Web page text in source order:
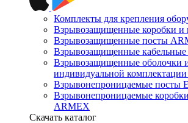
Комплекты для крепления
Взрывозащищенные коробки и
Взрывозащищенные посты
Взрывозащищенные
Взрывозащищенные оболочки
индивидуальной
Взрывонепроницаемые посты
Взрывонепроницаемые
ARMEX
Скачать каталог